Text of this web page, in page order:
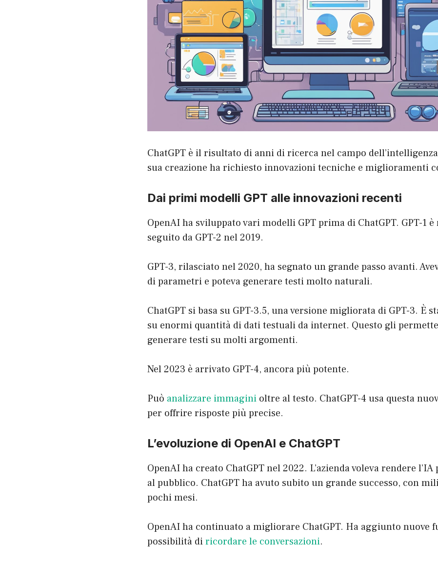
ChatGPT è il risultato di anni di ricerca nel campo
sua creazione ha richiesto innovazioni tecniche e miglioramenti
Dai primi modelli GPT alle innovazioni recenti
OpenAI ha sviluppato vari modelli GPT prima di ChatGPT. GPT-1 è
seguito da GPT-2 nel 2019.
GPT-3, rilasciato nel 2020, ha segnato un grande passo avanti.
di parametri e poteva generare testi molto naturali.
ChatGPT si basa su GPT-3.5, una versione migliorata di GPT-3. È
su enormi quantità di dati testuali da internet. Questo gli
generare testi su molti argomenti.
Nel 2023 è arrivato GPT-4, ancora più potente.
Può analizzare immagini oltre al testo. ChatGPT-4 usa questa
per offrire risposte più precise.
L’evoluzione di OpenAI e ChatGPT
OpenAI ha creato ChatGPT nel 2022. L’azienda voleva rendere
al pubblico. ChatGPT ha avuto subito un grande successo, con
pochi mesi.
OpenAI ha continuato a migliorare ChatGPT. Ha aggiunto nuove
possibilità diricordare le conversazioni.